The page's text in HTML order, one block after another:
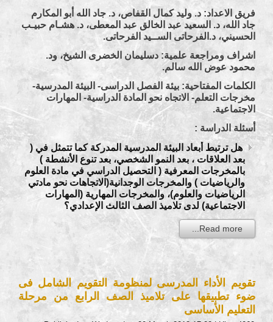
فريق الاعداد: د. وليد كمال القفاص، د. جاد الله أبو المكارم
جاد الله، د. السعيد عبد الخالق عبد المعطى، د. هشـام حبيـب
الحسيني، د.الفرحاتى الســيد الفرحاتى.
اشراف ومراجعة علمية: دسليمان الخضرى الشيخ، ود.
محمود عوض الله سالم.
الكلمات المفتاحية: بيئة الفصل الدراسى- البيئة المدرسية-
مخرجات التعلم- الاتجاه نحو المادة الدراسية- المهارات
الاجتماعية.
أسئلة الدراسة :
هل ترتبط أبعاد البيئة المدرسية المدركة كما تتمثل في (
بعد العلاقات ، بعد النمو الشخصي، بعد تنوع الأنشطة )
بالمخرجات المعرفية ( التحصيل الدراسي في مادة العلوم
والرياضيات ) والمخرجات الوجدانية(الاتجاهات نحو مادتي
الرياضيات والعلوم)، والمخرجات المهارية (المهارات
الاجتماعية) لدى تلاميذ الصف الثالث الإعدادي؟
Read more...
تقويم الأداء المدرسى لمنظومة التقويم الشامل فى
ضوء تطبيقها على تلاميذ الصف الرابع من مرحلة
التعليم الأساسى